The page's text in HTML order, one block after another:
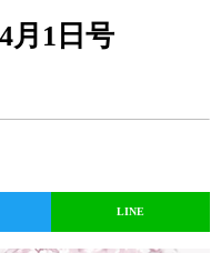
月1日号
LINE